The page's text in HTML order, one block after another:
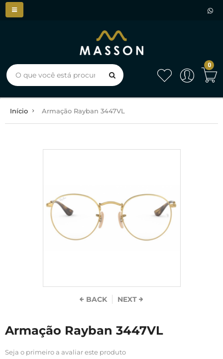
0
Início Armação Rayban 3447VL
BACK NEXT
Armação Rayban 3447VL
Seja o primeiro a avaliar este produto